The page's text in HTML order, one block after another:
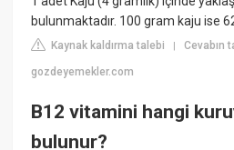
bulunmaktadır. 100 gram kaju ise
Kaynak kaldırma talebi |Cevabın
gozdeyemekler.com
B12 vitamini hangi
bulunur?